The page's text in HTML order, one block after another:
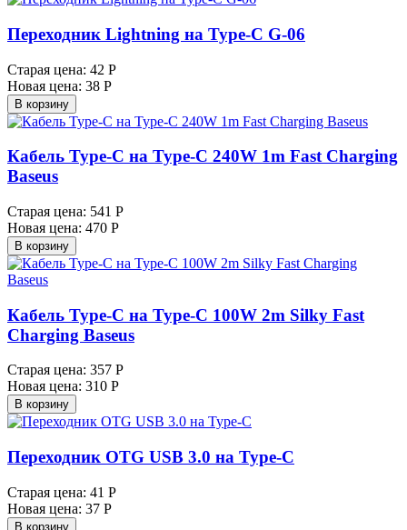
Переходник Lightning на Type-C G-06
Старая цена: 42 Р
Новая цена: 38 Р
В корзину
Кабель Type-C на Type-C 240W 1m Fast Charging
Baseus
Старая цена: 541 Р
Новая цена: 470 Р
В корзину
Кабель Type-C на Type-C 100W 2m Silky Fast
Charging Baseus
Старая цена: 357 Р
Новая цена: 310 Р
В корзину
Переходник OTG USB 3.0 на Type-C
Старая цена: 41 Р
Новая цена: 37 Р
В корзину